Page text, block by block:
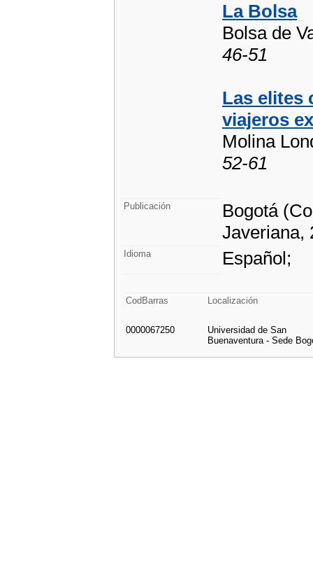
La Bolsa
Bolsa de
46-51
Las elites
viajeros
Molina
52-61
Publicación
Bogotá
Javeriana,
Idioma Español;
CodBarras Localización
0000067250
Universidad de San
Buenaventura - Sede